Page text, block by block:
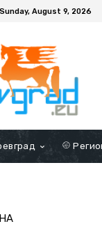
Sunday, August 9, 2026